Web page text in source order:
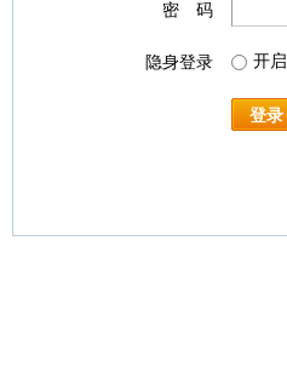
密 码
隐身登录 开启
登录